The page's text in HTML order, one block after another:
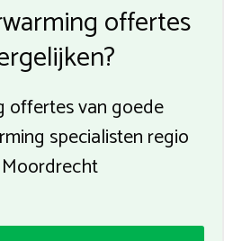
offertes
offertes van goede
specialisten regio
Moordrecht